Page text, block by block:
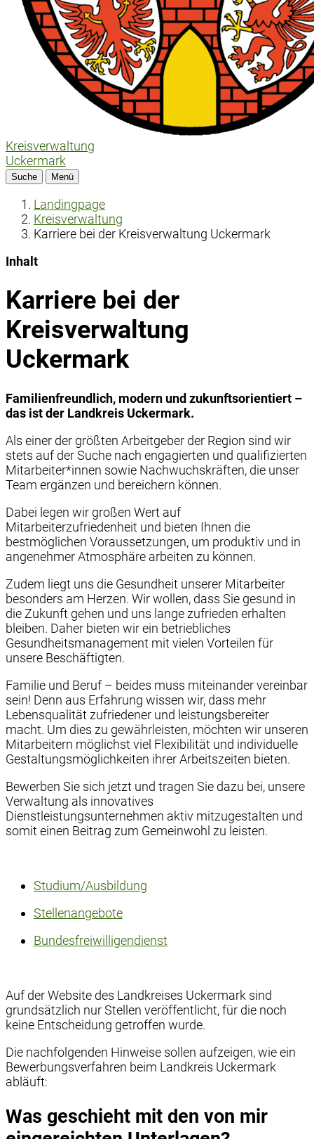
Kreisverwaltung
Uckermark
Suche Menü
Landingpage
Kreisverwaltung
Karriere bei der Kreisverwaltung Uckermark
Inhalt
Karriere bei der
Kreisverwaltung
Uckermark
Familienfreundlich, modern und zukunftsorientiert –
das ist der Landkreis Uckermark.
Als einer der größten Arbeitgeber der Region sind wir
stets auf der Suche nach engagierten und qualifizierten
Mitarbeiter*innen sowie Nachwuchskräften, die unser
Team ergänzen und bereichern können.
Dabei legen wir großen Wert auf
Mitarbeiterzufriedenheit und bieten Ihnen die
bestmöglichen Voraussetzungen, um produktiv und in
angenehmer Atmosphäre arbeiten zu können.
Zudem liegt uns die Gesundheit unserer Mitarbeiter
besonders am Herzen. Wir wollen, dass Sie gesund in
die Zukunft gehen und uns lange zufrieden erhalten
bleiben. Daher bieten wir ein betriebliches
Gesundheitsmanagement mit vielen Vorteilen für
unsere Beschäftigten.
Familie und Beruf – beides muss miteinander vereinbar
sein! Denn aus Erfahrung wissen wir, dass mehr
Lebensqualität zufriedener und leistungsbereiter
macht. Um dies zu gewährleisten, möchten wir unseren
Mitarbeitern möglichst viel Flexibilität und individuelle
Gestaltungsmöglichkeiten ihrer Arbeitszeiten bieten.
Bewerben Sie sich jetzt und tragen Sie dazu bei, unsere
Verwaltung als innovatives
Dienstleistungsunternehmen aktiv mitzugestalten und
somit einen Beitrag zum Gemeinwohl zu leisten.
Studium/Ausbildung
Stellenangebote
Bundesfreiwilligendienst
Auf der Website des Landkreises Uckermark sind
grundsätzlich nur Stellen veröffentlicht, für die noch
keine Entscheidung getroffen wurde.
Die nachfolgenden Hinweise sollen aufzeigen, wie ein
Bewerbungsverfahren beim Landkreis Uckermark
abläuft:
Was geschieht mit den von mir